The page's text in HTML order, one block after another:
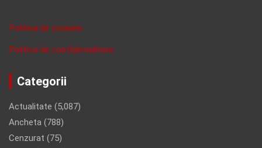
Politica de cookies
Politica de confidentalitate
Categorii
Actualitate (5,087)
Ancheta (788)
Cenzurat (75)